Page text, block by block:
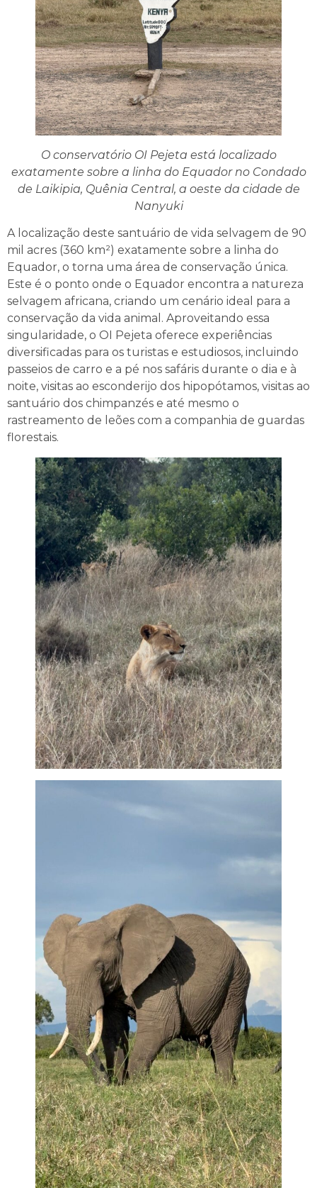
O conservatório OI Pejeta está localizado
exatamente sobre a linha do Equador no Condado
de Laikipia, Quênia Central, a oeste da cidade de
Nanyuki
A localização deste santuário de vida selvagem de 90
mil acres (360 km²) exatamente sobre a linha do
Equador, o torna uma área de conservação única.
Este é o ponto onde o Equador encontra a natureza
selvagem africana, criando um cenário ideal para a
conservação da vida animal. Aproveitando essa
singularidade, o OI Pejeta oferece experiências
diversificadas para os turistas e estudiosos, incluindo
passeios de carro e a pé nos safáris durante o dia e à
noite, visitas ao esconderijo dos hipopótamos, visitas ao
santuário dos chimpanzés e até mesmo o
rastreamento de leões com a companhia de guardas
florestais.